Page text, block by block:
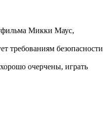
Микки Маус,
требованиям безопасности
очерчены, играть